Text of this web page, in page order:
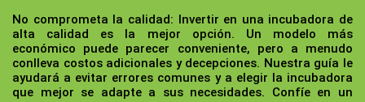
No comprometa la calidad: Invertir en una incubadora de
alta calidad es la mejor opción. Un modelo más
económico puede parecer conveniente, pero a menudo
conlleva costos adicionales y decepciones. Nuestra guía le
ayudará a evitar errores comunes y a elegir la incubadora
que mejor se adapte a sus necesidades. Confíe en un